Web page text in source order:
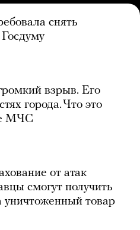
снять
взрыв. Его
города. Что это
МЧС
от атак
смогут получить
уничтоженный товар